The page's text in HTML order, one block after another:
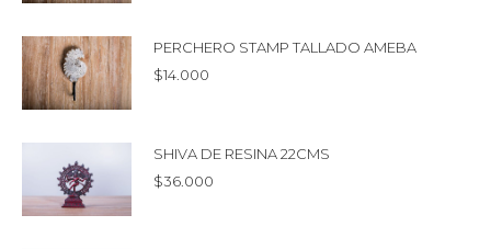
PERCHERO STAMP TALLADO AMEBA
$14.000
SHIVA DE RESINA 22CMS
$36.000